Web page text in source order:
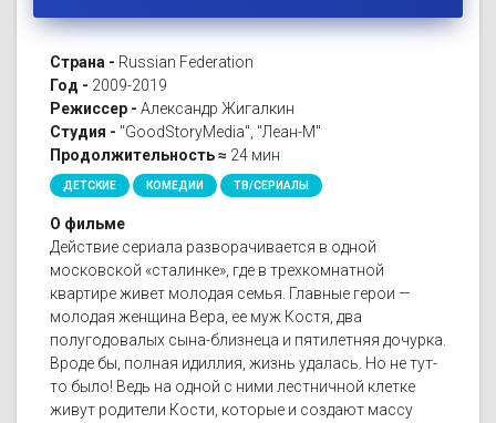
Страна - Russian Federation
Год - 2009-2019
Режиссер - Александр Жигалкин
Студия - "GoodStoryMedia", "Леан-М"
Продолжительность ≈ 24 мин
ДЕТСКИЕ КОМЕДИИ ТВ/СЕРИАЛЫ
О фильме
Действие сериала разворачивается в одной
московской «сталинке», где в трехкомнатной
квартире живет молодая семья. Главные герои —
молодая женщина Вера, ее муж Костя, два
полугодовалых сына-близнеца и пятилетняя дочурка.
Вроде бы, полная идиллия, жизнь удалась. Но не тут-
то было! Ведь на одной с ними лестничной клетке
живут родители Кости, которые и создают массу